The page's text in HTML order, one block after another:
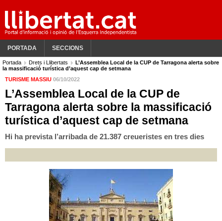
PORTADA SECCIONS
Portada Drets i Llibertats
L’Assemblea Local de la CUP de Tarragona alerta sobre
la massificació turística d’aquest cap de setmana
TURISME MASSIU 06/10/2022
L’Assemblea Local de la CUP de
Tarragona alerta sobre la massificació
turística d’aquest cap de setmana
Hi ha prevista l’arribada de 21.387 creueristes en tres dies